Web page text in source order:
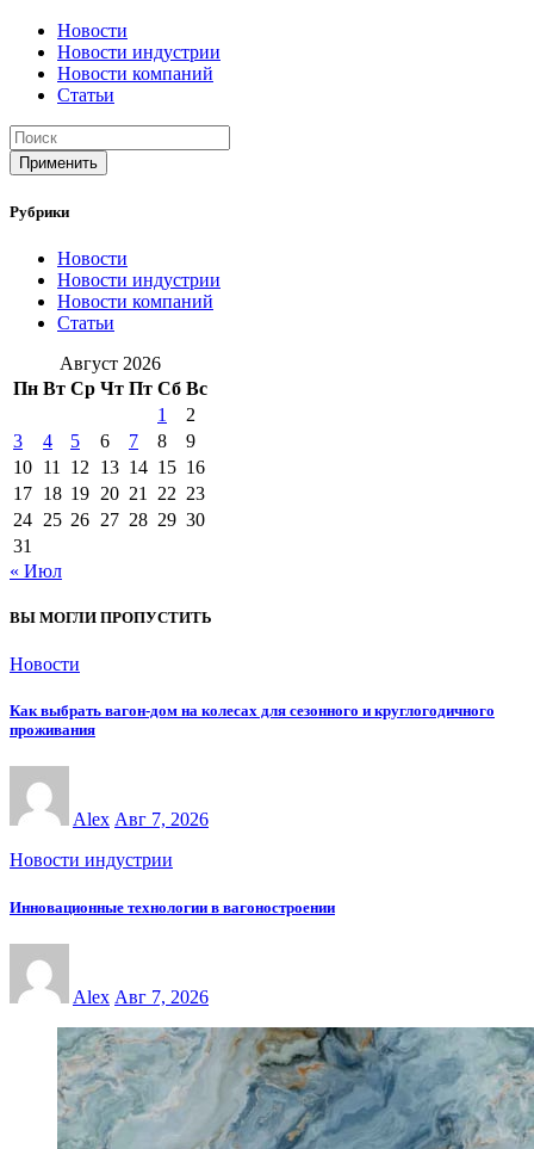
Новости
Новости индустрии
Новости компаний
Статьи
Применить
Рубрики
Новости
Новости индустрии
Новости компаний
Статьи
Август 2026
Пн Вт Ср Чт Пт Сб Вс
1
2
3
4 5 6 7 8
9
10 11 12 13 14 15 16
17 18 19 20 21 22 23
24 25 26 27 28 29 30
31
« Июл
ВЫ МОГЛИ ПРОПУСТИТЬ
Новости
Как выбрать вагон-дом на колесах для сезонного и круглогодичного
проживания
Alex Авг 7, 2026
Новости индустрии
Инновационные технологии в вагоностроении
Alex Авг 7, 2026